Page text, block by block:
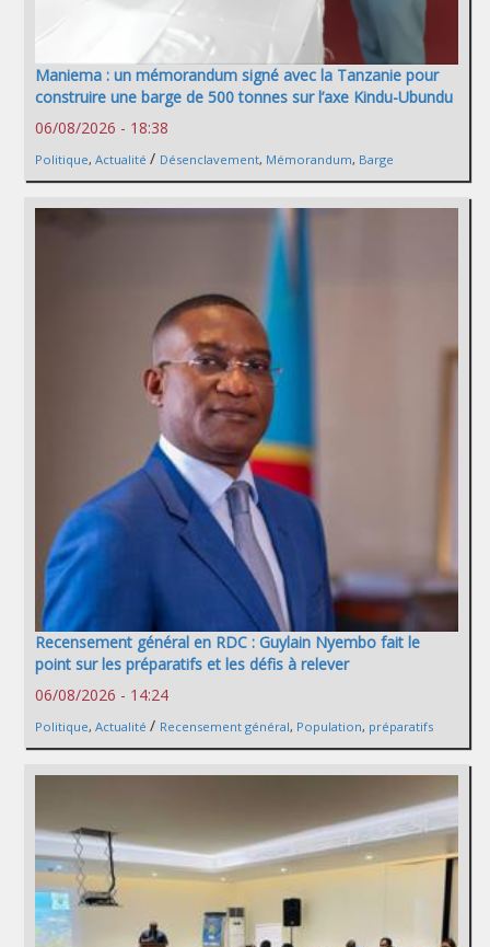
Maniema : un mémorandum signé avec la Tanzanie pour
construire une barge de 500 tonnes sur l’axe Kindu-Ubundu
06/08/2026 - 18:38
Politique, Actualité / Désenclavement, Mémorandum, Barge
Recensement général en RDC : Guylain Nyembo fait le
point sur les préparatifs et les défis à relever
06/08/2026 - 14:24
Politique, Actualité / Recensement général, Population, préparatifs